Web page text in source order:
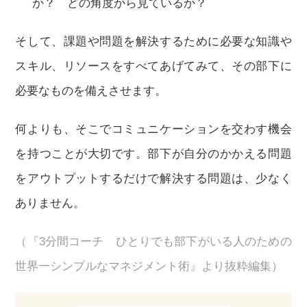
か？ どの角度から見ているか？
そして、課題や問題を解決するために必要な知識や
スキル、リソースをすべてあげてみて、その部下に
必要なものを備えさせます。
何よりも、そこでコミュニケーションを交わす機会
を持つことが大切です。部下が自分のかかえる問題
をアウトプットするだけで解決する問題は、少なく
ありません。
（『3分間コーチ ひとりでも部下がいる人のための
世界一シンプルなマネジメント術』より抜粋編集）